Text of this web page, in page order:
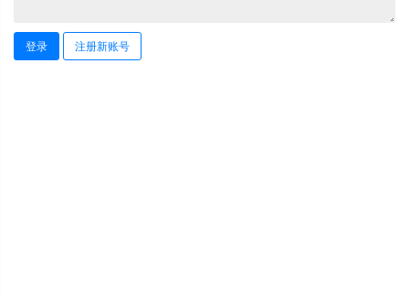
登录 注册新账号